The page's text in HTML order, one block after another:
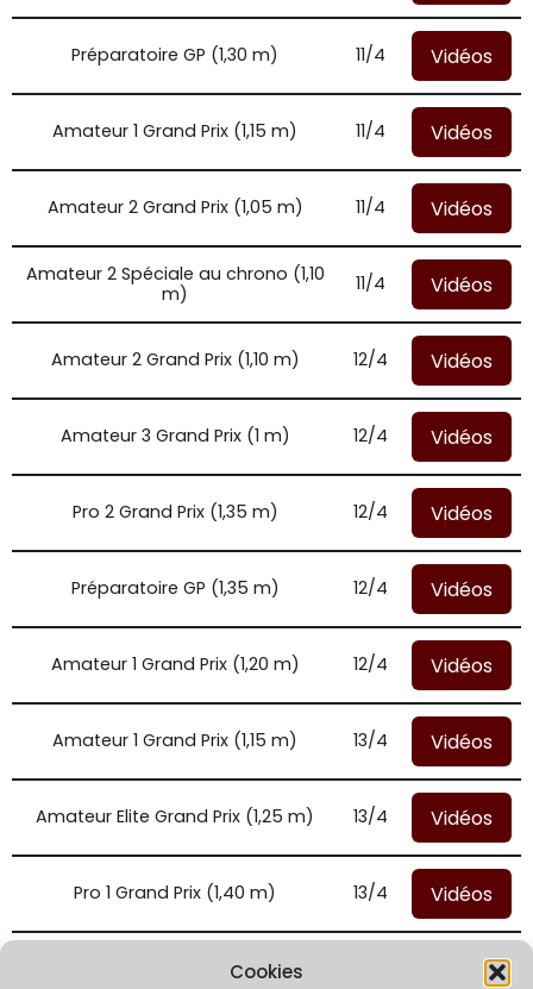
Cookies
Préparatoire GP (1,30 m) 11/4 Vidéos
Amateur 1 Grand Prix (1,15 m) 11/4 Vidéos
Amateur 2 Grand Prix (1,05 m) 11/4 Vidéos
Amateur 2 Spéciale au chrono (1,10
m)
11/4 Vidéos
Amateur 2 Grand Prix (1,10 m) 12/4 Vidéos
Amateur 3 Grand Prix (1 m) 12/4 Vidéos
Pro 2 Grand Prix (1,35 m) 12/4 Vidéos
Préparatoire GP (1,35 m) 12/4 Vidéos
Amateur 1 Grand Prix (1,20 m) 12/4 Vidéos
Amateur 1 Grand Prix (1,15 m) 13/4 Vidéos
Amateur Elite Grand Prix (1,25 m) 13/4 Vidéos
Pro 1 Grand Prix (1,40 m) 13/4 Vidéos
Amateur 2 Grand Prix (1,05 m) Vidéos